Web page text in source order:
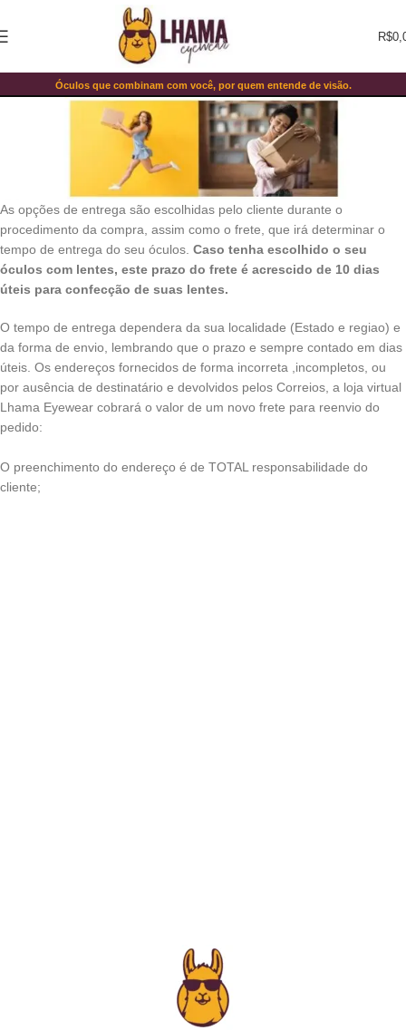
R$
Óculos que combinam com você, por quem entende de visão.
Prazos de entrega
Home Prazos de entrega
As opções de entrega são escolhidas pelo cliente durante o
procedimento da compra, assim como o frete, que irá determinar o
tempo de entrega do seu óculos. Caso tenha escolhido o seu
óculos com lentes, este prazo do frete é acrescido de 10 dias
úteis para confecção de suas lentes.
O tempo de entrega dependera da sua localidade (Estado e regiao) e
da forma de envio, lembrando que o prazo e sempre contado em dias
úteis. Os endereços fornecidos de forma incorreta ,incompletos, ou
por ausência de destinatário e devolvidos pelos Correios, a loja virtual
Lhama Eyewear cobrará o valor de um novo frete para reenvio do
pedido:
O preenchimento do endereço é de TOTAL responsabilidade do
cliente;